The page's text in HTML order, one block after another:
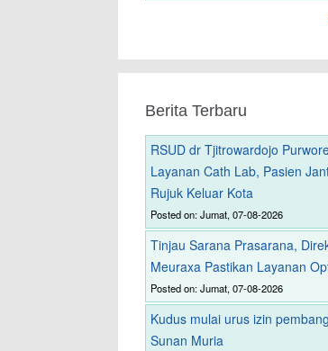
Berita Terbaru
RSUD dr Tjitrowardojo
Layanan Cath Lab, Pasien
Rujuk Keluar Kota
Posted on: Jumat, 07-08-2026
Tinjau Sarana Prasarana,
Meuraxa Pastikan Layanan
Posted on: Jumat, 07-08-2026
Kudus mulai urus izin
Sunan Muria